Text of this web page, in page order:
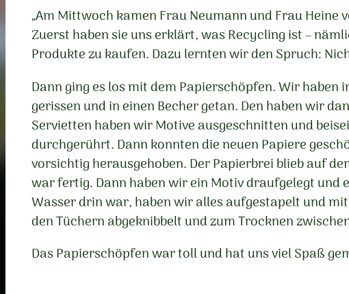
„Am Mittwoch kamen Frau Neumann und Frau
Zuerst haben sie uns erklärt, was Recycling ist –
Produkte zu kaufen. Dazu lernten wir den Spruch:
Dann ging es los mit dem Papierschöpfen. Wir
gerissen und in einen Becher getan. Den haben wir
Servietten haben wir Motive ausgeschnitten und
durchgerührt. Dann konnten die neuen Papiere
vorsichtig herausgehoben. Der Papierbrei blieb auf
war fertig. Dann haben wir ein Motiv draufgelegt und
Wasser drin war, haben wir alles aufgestapelt und
den Tüchern abgeknibbelt und zum Trocknen
Das Papierschöpfen war toll und hat uns viel Spaß